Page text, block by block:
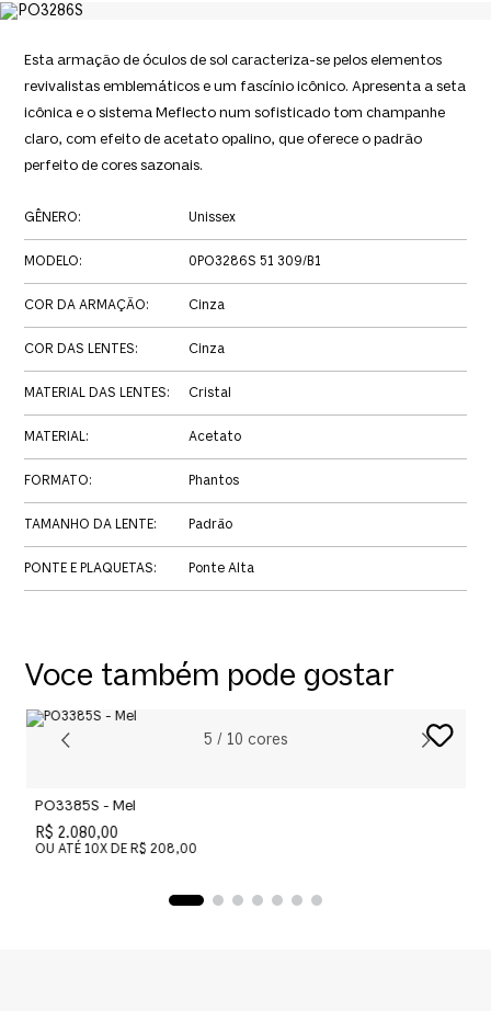
Esta armação de óculos de sol caracteriza-se pelos elementos
revivalistas emblemáticos e um fascínio icônico. Apresenta a seta
icônica e o sistema Meflecto num sofisticado tom champanhe
claro, com efeito de acetato opalino, que oferece o padrão
perfeito de cores sazonais.
GÊNERO: Unissex
MODELO: 0PO3286S 51 309/B1
COR DA ARMAÇÃO: Cinza
COR DAS LENTES: Cinza
MATERIAL DAS LENTES: Cristal
MATERIAL: Acetato
FORMATO: Phantos
TAMANHO DA LENTE: Padrão
PONTE E PLAQUETAS: Ponte Alta
Voce também pode gostar
5 / 10 cores
PO3385S - Mel
R$ 2.080,00
OU ATÉ 10X DE R$ 208,00